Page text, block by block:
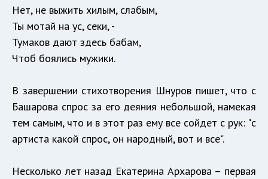
Нет, не выжить хилым, слабым,
Ты мотай на ус, секи, -
Тумаков дают здесь бабам,
Чтоб боялись мужики.
В завершении стихотворения Шнуров пишет, что с
Башарова спрос за его деяния небольшой, намекая
тем самым, что и в этот раз ему все сойдет с рук: "с
артиста какой спрос, он народный, вот и все".
Несколько лет назад Екатерина Архарова – первая